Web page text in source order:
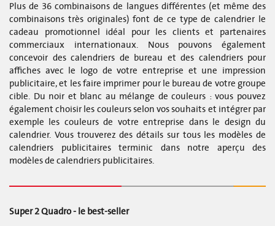
Plus de 36 combinaisons de langues différentes (et même des
combinaisons très originales) font de ce type de calendrier le
cadeau promotionnel idéal pour les clients et partenaires
commerciaux internationaux. Nous pouvons également
concevoir des calendriers de bureau et des calendriers pour
affiches avec le logo de votre entreprise et une impression
publicitaire, et les faire imprimer pour le bureau de votre groupe
cible. Du noir et blanc au mélange de couleurs : vous pouvez
également choisir les couleurs selon vos souhaits et intégrer par
exemple les couleurs de votre entreprise dans le design du
calendrier. Vous trouverez des détails sur tous les modèles de
calendriers publicitaires terminic dans notre aperçu des
modèles de calendriers publicitaires.
Super 2 Quadro - le best-seller